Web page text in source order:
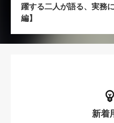
躍する二人が語る、実務
編】
新着